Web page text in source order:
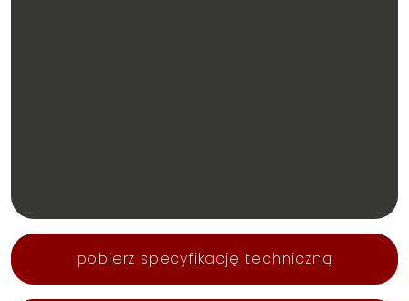
pobierz specyfikację techniczną